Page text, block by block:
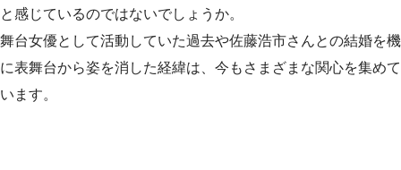
と感じているのではないでしょうか。
舞台女優として活動していた過去や佐藤浩市さんとの結婚を機
に表舞台から姿を消した経緯は、今もさまざまな関心を集めて
います。